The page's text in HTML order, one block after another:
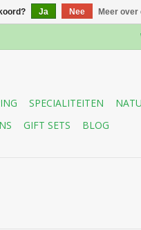
SPECIALITEITEN
GIFT SETS BLOG
Ja Nee Meer over